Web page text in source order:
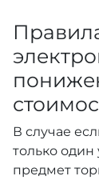
В случае
только
предмет